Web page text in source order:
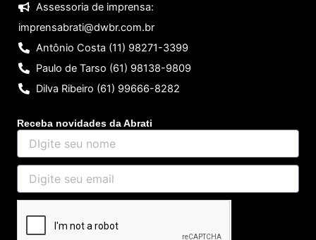
Assessoria de imprensa:
imprensabrati@dwbr.com.br
Antônio Costa (11) 98271-3399
Paulo de Tarso (61) 98138-9809
Dilva Ribeiro (61) 99666-8282
Receba novidades da Abrati
DIgite
seu
nome
Digite
seu
email